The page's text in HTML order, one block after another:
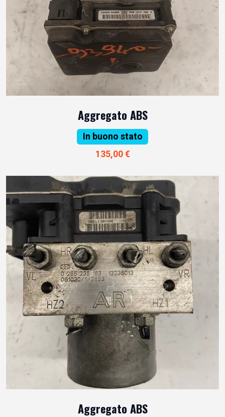
Aggregato ABS
In buono stato
135,00 €
Aggregato ABS